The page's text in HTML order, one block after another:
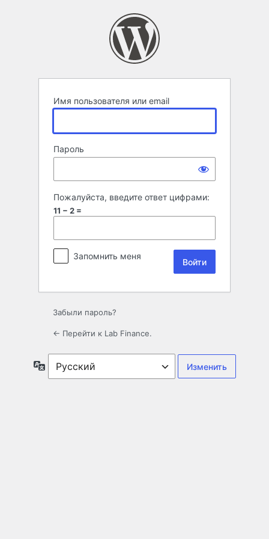
Имя пользователя или email
Пароль
Пожалуйста, введите ответ цифрами:
11 − 2 =
Запомнить меня
Забыли пароль?
← Перейти к Lab Finance.
Язык